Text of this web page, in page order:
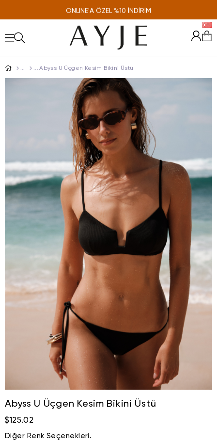
ONLINE'A ÖZEL %10 İNDİRİM
Abyss U Üçgen Kesim Bikini Üstü
Abyss U Üçgen Kesim Bikini Üstü
$125.02
Diğer Renk Seçenekleri.